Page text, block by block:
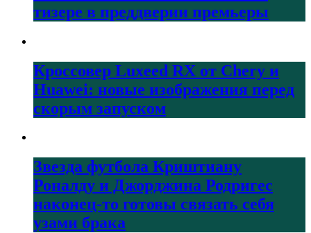
тизере в преддверии премьеры
Кроссовер Luxeed RX от Chery и
Huawei: новые изображения перед
скорым запуском
Звезда футбола Криштиану
Роналду и Джорджина Родригес
наконец-то готовы связать себя
узами брака